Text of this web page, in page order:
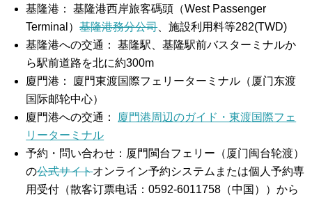
基隆港： 基隆港西岸旅客碼頭（West Passenger
Terminal）基隆港務分公司、施設利用料等282(TWD)
基隆港への交通： 基隆駅、基隆駅前バスターミナルか
ら駅前道路を北に約300m
廈門港： 廈門東渡国際フェリーターミナル（厦门东渡
国际邮轮中心）
廈門港への交通： 廈門港周辺のガイド・東渡国際フェ
リーターミナル
予約・問い合わせ：厦門閩台フェリー（厦门闽台轮渡）
の公式サイトオンライン予約システムまたは個人予約専
用受付（散客订票电话：0592-6011758（中国））から